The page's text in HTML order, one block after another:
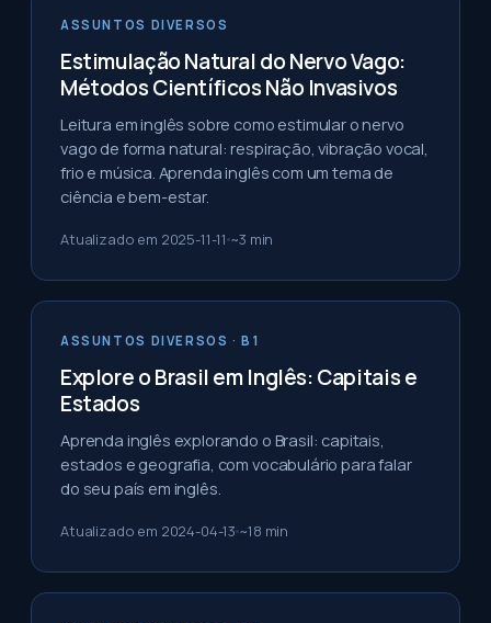
ASSUNTOS DIVERSOS
Estimulação Natural do Nervo Vago:
Métodos Científicos Não Invasivos
Leitura em inglês sobre como estimular o nervo
vago de forma natural: respiração, vibração vocal,
frio e música. Aprenda inglês com um tema de
ciência e bem-estar.
Atualizado em 2025-11-11 ~3 min
ASSUNTOS DIVERSOS · B1
Explore o Brasil em Inglês: Capitais e
Estados
Aprenda inglês explorando o Brasil: capitais,
estados e geografia, com vocabulário para falar
do seu país em inglês.
Atualizado em 2024-04-13 ~18 min